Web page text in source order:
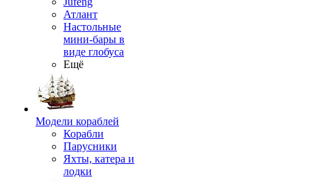
Атлант
Настольные
мини-бары в
виде глобуса
Ещё
Модели кораблей
Корабли
Парусники
Яхты, катера и
лодки